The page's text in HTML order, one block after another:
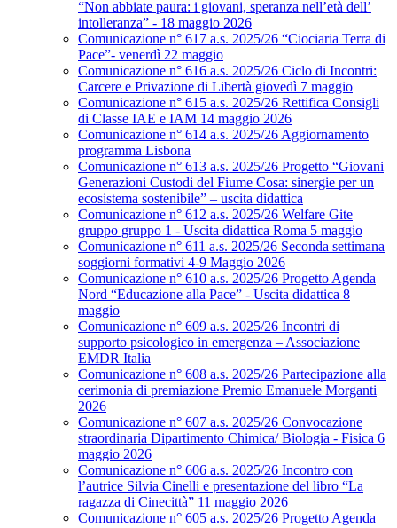
“Non abbiate paura: i giovani, speranza nell’età dell’
intolleranza” - 18 maggio 2026
Comunicazione n° 617 a.s. 2025/26 “Ciociaria Terra di
Pace”- venerdì 22 maggio
Comunicazione n° 616 a.s. 2025/26 Ciclo di Incontri:
Carcere e Privazione di Libertà giovedì 7 maggio
Comunicazione n° 615 a.s. 2025/26 Rettifica Consigli
di Classe IAE e IAM 14 maggio 2026
Comunicazione n° 614 a.s. 2025/26 Aggiornamento
programma Lisbona
Comunicazione n° 613 a.s. 2025/26 Progetto “Giovani
Generazioni Custodi del Fiume Cosa: sinergie per un
ecosistema sostenibile” – uscita didattica
Comunicazione n° 612 a.s. 2025/26 Welfare Gite
gruppo gruppo 1 - Uscita didattica Roma 5 maggio
Comunicazione n° 611 a.s. 2025/26 Seconda settimana
soggiorni formativi 4-9 Maggio 2026
Comunicazione n° 610 a.s. 2025/26 Progetto Agenda
Nord “Educazione alla Pace” - Uscita didattica 8
maggio
Comunicazione n° 609 a.s. 2025/26 Incontri di
supporto psicologico in emergenza – Associazione
EMDR Italia
Comunicazione n° 608 a.s. 2025/26 Partecipazione alla
cerimonia di premiazione Premio Emanuele Morganti
2026
Comunicazione n° 607 a.s. 2025/26 Convocazione
straordinaria Dipartimento Chimica/ Biologia - Fisica 6
maggio 2026
Comunicazione n° 606 a.s. 2025/26 Incontro con
l’autrice Silvia Cinelli e presentazione del libro “La
ragazza di Cinecittà” 11 maggio 2026
Comunicazione n° 605 a.s. 2025/26 Progetto Agenda